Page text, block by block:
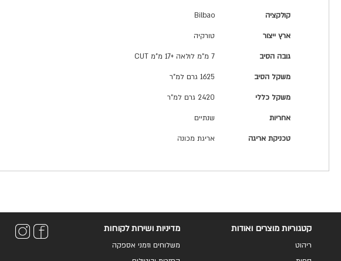
קולקציה Bilbao
ארץ ייצור טורקיה
גובה הסיב 7 מ"מ לולאה +17 מ"מ CUT
משקל הסיב 1625 גרם למ"ר
משקל כללי 2420 גרם למ"ר
אחריות שנתיים
טכניקת אריגה אריגת מכונה
קטגוריות מוצרים ואודות
ריהוט
מדיניות ושירות לקוחות
משלוחים וזמני אספקה